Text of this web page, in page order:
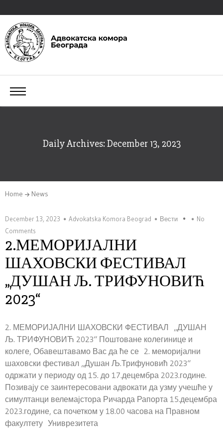
Daily Archives: December 13, 2023
Home News
December 13, 2023 Advokatska Komora Beograd Вести
No
Comments
2.МЕМОРИЈАЛНИ
ШАХОВСКИ ФЕСТИВАЛ
„ДУШАН Љ. ТРИФУНОВИЋ
2023“
2. МЕМОРИЈАЛНИ ШАХОВСКИ ФЕСТИВАЛ „ДУШАН
Љ. ТРИФУНОВИЋ 2023“ Поштоване колегинице и
колеге, Обавештавамо Вас да ће се 2. меморијални
шаховски фестивал „Душан Љ.Трифуновић 2023“
одржати у периоду од 15. до 17.децембра 2023.године.
Позивају се заинтересовани адвокати да узму учешће у
симултанци велемајстора Ричарда Рапорта 15.децембра
2023.године, са почетком у 18.00 часова на Правном
факултету Униврезитета